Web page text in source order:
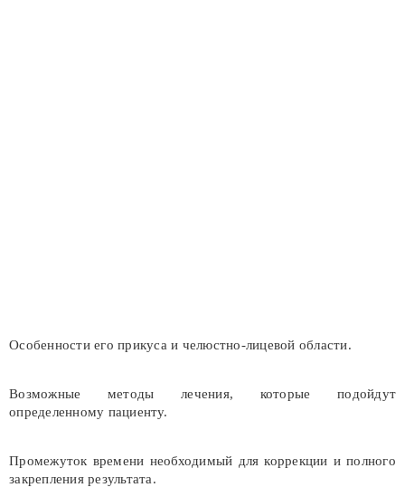
Особенности его прикуса и челюстно-лицевой области.
Возможные методы лечения, которые подойдут
определенному пациенту.
Промежуток времени необходимый для коррекции и полного
закрепления результата.